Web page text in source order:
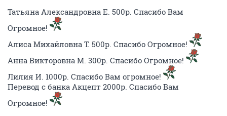
Татьяна Александровна Е. 500р. Спасибо Вам
Огромное!
Алиса Михайловна Т. 500р. Спасибо Огромное!
Анна Викторовна М. 300р. Спасибо Огромное!
Лилия И. 1000р. Спасибо Вам огромное!
Перевод с банка Акцепт 2000р. Спасибо Вам
Огромное!